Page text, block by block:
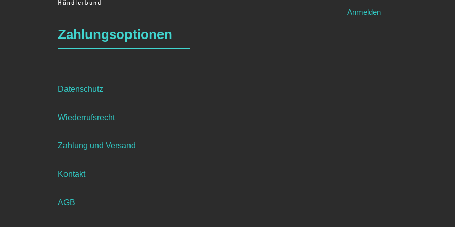
Zahlungsoptionen
Datenschutz
Wiederrufsrecht
Zahlung und Versand
Kontakt
AGB
Anmelden